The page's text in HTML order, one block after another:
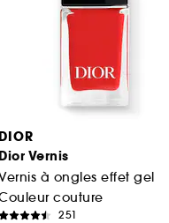
DIOR
Dior Vernis
à ongles effet gel
couture
251